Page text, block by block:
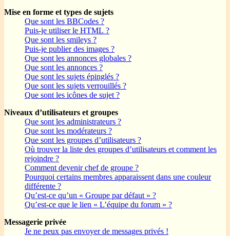
Mise en forme et types de sujets
Que sont les BBCodes ?
Puis-je utiliser le HTML ?
Que sont les smileys ?
Puis-je publier des images ?
Que sont les annonces globales ?
Que sont les annonces ?
Que sont les sujets épinglés ?
Que sont les sujets verrouillés ?
Que sont les icônes de sujet ?
Niveaux d’utilisateurs et groupes
Que sont les administrateurs ?
Que sont les modérateurs ?
Que sont les groupes d’utilisateurs ?
Où trouver la liste des groupes d’utilisateurs et comment les
rejoindre ?
Comment devenir chef de groupe ?
Pourquoi certains membres apparaissent dans une couleur
différente ?
Qu’est-ce qu’un « Groupe par défaut » ?
Qu’est-ce que le lien « L’équipe du forum » ?
Messagerie privée
Je ne peux pas envoyer de messages privés !